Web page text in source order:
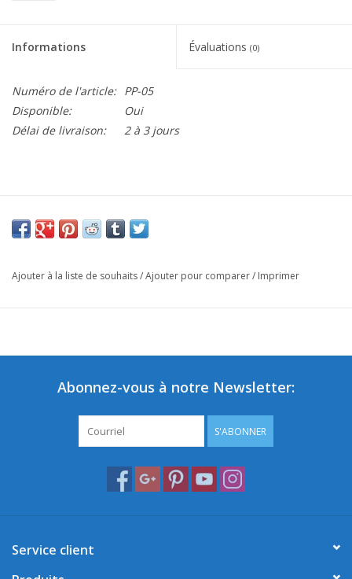
Informations Évaluations (0)
Numéro de l'article: PP-05
Disponible:
Oui
Délai de livraison:
2 à 3 jours
Ajouter à la liste de souhaits/Ajouter pour comparer/ Imprimer
Abonnez-vous à notre Newsletter:
S'ABONNER
Service client